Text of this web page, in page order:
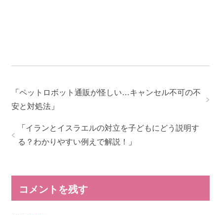
「 ペットロボット通販が怪しい…キャンセル不可の不
安と対処法 」
「 イランとイスラエルの対立を子どもにどう説明す
る？わかりやすい例えで解説！
」
コメントを残す